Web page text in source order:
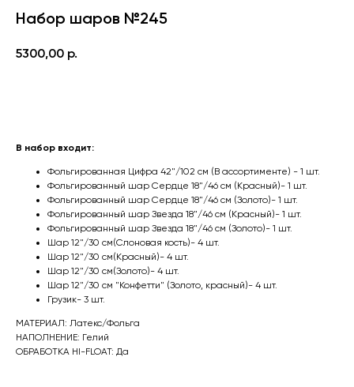
Набор шаров №245
5300,00 р.
В набор входит:
Фольгированная Цифра 42"/102 см (В ассортименте) - 1 шт.
Фольгированный шар Сердце 18"/46 см (Красный)- 1 шт.
Фольгированный шар Сердце 18"/46 см (Золото)- 1 шт.
Фольгированный шар Звезда 18"/46 см (Красный)- 1 шт.
Фольгированный шар Звезда 18"/46 см (Золото)- 1 шт.
Шар 12"/30 см(Слоновая кость)- 4 шт.
Шар 12"/30 см(Красный)- 4 шт.
Шар 12"/30 см(Золото)- 4 шт.
Шар 12"/30 см "Конфетти" (Золото, красный)- 4 шт.
Грузик- 3 шт.
МАТЕРИАЛ: Латекс/Фольга
НАПОЛНЕНИЕ: Гелий
ОБРАБОТКА HI-FLOAT: Да